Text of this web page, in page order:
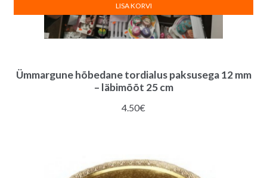
Ümmargune hõbedane tordialus paksusega 12 mm
– läbimõõt 25 cm
4.50€
LISA KORVI